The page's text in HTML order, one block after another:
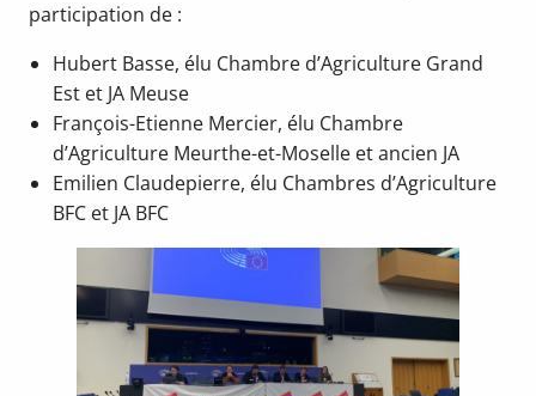
participation de :
Hubert Basse, élu Chambre d’Agriculture Grand
Est et JA Meuse
François-Etienne Mercier, élu Chambre
d’Agriculture Meurthe-et-Moselle et ancien JA
Emilien Claudepierre, élu Chambres d’Agriculture
BFC et JA BFC